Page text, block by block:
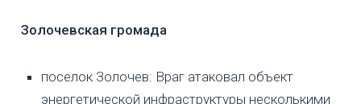
Золочевская громада
поселок Золочев: Враг атаковал объект
энергетической инфраструктуры несколькими